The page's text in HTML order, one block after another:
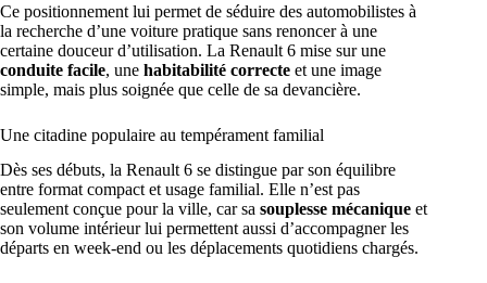
Ce positionnement lui permet de séduire des automobilistes à
la recherche d’une voiture pratique sans renoncer à une
certaine douceur d’utilisation. La Renault 6 mise sur une
conduite facile, une habitabilité correcte et une image
simple, mais plus soignée que celle de sa devancière.
Une citadine populaire au tempérament familial
Dès ses débuts, la Renault 6 se distingue par son équilibre
entre format compact et usage familial. Elle n’est pas
seulement conçue pour la ville, car sa souplesse mécanique et
son volume intérieur lui permettent aussi d’accompagner les
départs en week-end ou les déplacements quotidiens chargés.